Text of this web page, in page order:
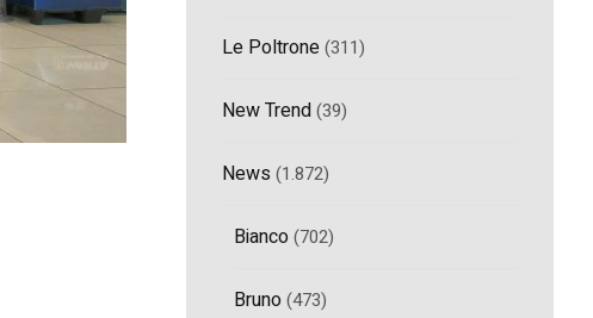
Le Poltrone(311)
New Trend(39)
News (1.872)
Bianco(702)
Bruno(473)